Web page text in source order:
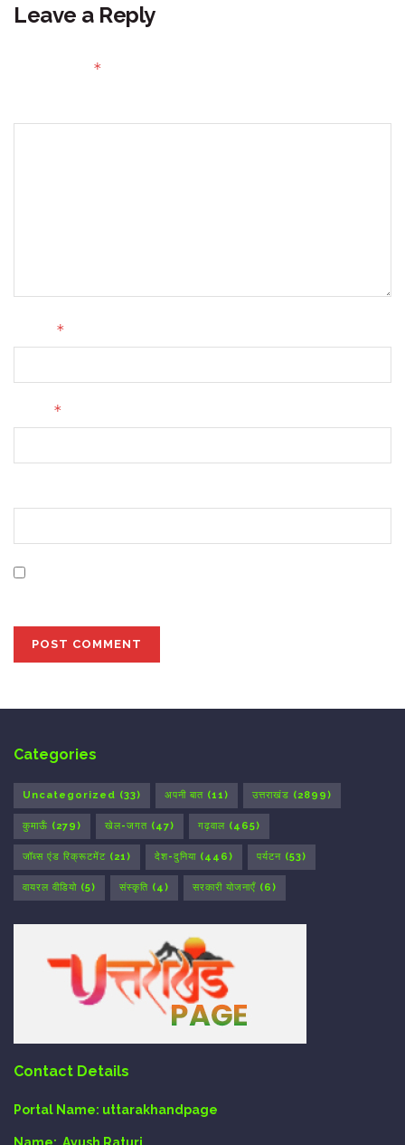
Leave a Reply
*
*
*
Categories
Uncategorized (33) अपनी बात (11) उत्तराखंड (2899)
कुमाऊँ (279) खेल-जगत (47) गढ़वाल (465)
जॉब्स एंड रिक्रूटमेंट (21) देश-दुनिया (446) पर्यटन (53)
वायरल वीडियो (5) संस्कृति (4) सरकारी योजनाएँ (6)
Contact Details
Portal Name: uttarakhandpage